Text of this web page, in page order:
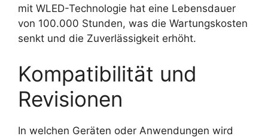
mit WLED-Technologie hat eine Lebensdauer
von 100.000 Stunden, was die Wartungskosten
senkt und die Zuverlässigkeit erhöht.
Kompatibilität und
Revisionen
In welchen Geräten oder Anwendungen wird